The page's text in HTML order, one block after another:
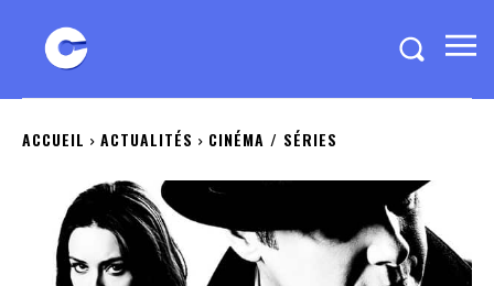
ACCUEIL ACTUALITÉS CINÉMA / SÉRIES